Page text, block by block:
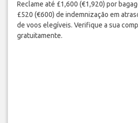
Reclame até £1,600 (€1,920) por
£520 (€600) de indemnização em
de voos elegíveis. Verifique a sua
gratuitamente.